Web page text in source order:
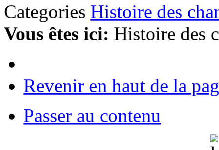
Categories Histoire des
Vous êtes ici: Histoire des
Revenir en haut de la
Passer au contenu